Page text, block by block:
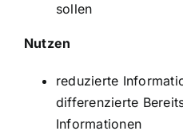
sollen
Nutzen
reduzierte
differenzierte
Informationen